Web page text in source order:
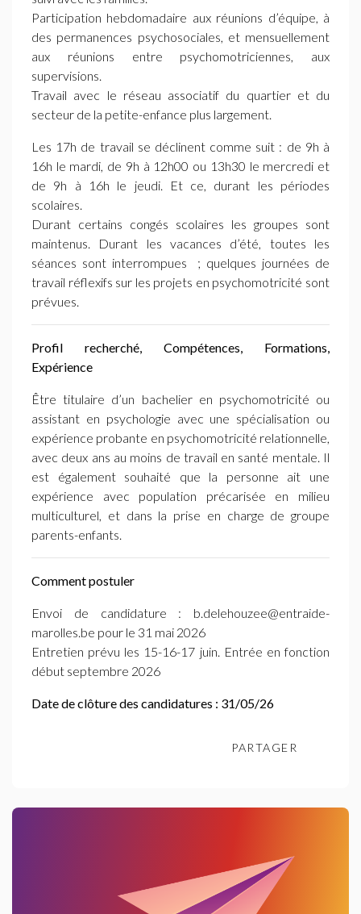
Participation hebdomadaire aux réunions d’équipe, à
des permanences psychosociales, et mensuellement
aux réunions entre psychomotriciennes, aux
supervisions.
Travail avec le réseau associatif du quartier et du
secteur de la petite-enfance plus largement.
Les 17h de travail se déclinent comme suit : de 9h à
16h le mardi, de 9h à 12h00 ou 13h30 le mercredi et
de 9h à 16h le jeudi. Et ce, durant les périodes
scolaires.
Durant certains congés scolaires les groupes sont
maintenus. Durant les vacances d’été, toutes les
séances sont interrompues
; quelques journées de
travail réflexifs sur les projets en psychomotricité sont
prévues.
Profil recherché, Compétences, Formations,
Expérience
Être titulaire d’un bachelier en psychomotricité ou
assistant en psychologie avec une spécialisation ou
expérience probante en psychomotricité relationnelle,
avec deux ans au moins de travail en santé mentale. Il
est également souhaité que la personne ait une
expérience avec population précarisée en milieu
multiculturel, et dans la prise en charge de groupe
parents-enfants.
Comment postuler
Envoi de candidature : b.delehouzee@entraide-
marolles.be pour le 31 mai 2026
Entretien prévu les 15-16-17 juin. Entrée en fonction
début septembre 2026
Date de clôture des candidatures : 31/05/26
PARTAGER